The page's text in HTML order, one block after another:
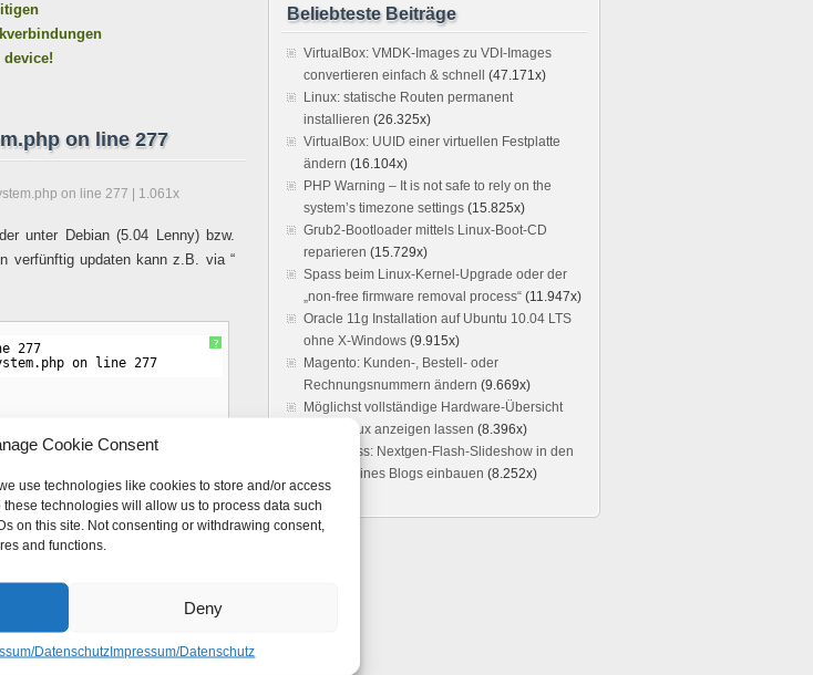
Cookie Consent
use technologies like cookies to store and/or access
technologies will allow us to process data such
on this site. Not consenting or withdrawing consent,
and functions.
Deny
DatenschutzImpressum/Datenschutz
device!
on line 277
on line 277 | 1.061x
unter Debian (5.04 Lenny) bzw.
verfünftig updaten kann z.B. via “
?
277
on line 277
timezone settings
Beliebteste Beiträge
VirtualBox: VMDK-Images zu VDI-Images
convertieren einfach & schnell
(47.171x)
Linux: statische Routen permanent
installieren (26.325x)
VirtualBox: UUID einer virtuellen Festplatte
ändern (16.104x)
PHP Warning – It is not safe to rely on the
system’s timezone settings (15.825x)
Grub2-Bootloader mittels Linux-Boot-CD
reparieren (15.729x)
Spass beim Linux-Kernel-Upgrade oder der
„non-free firmware removal process“ (11.947x)
Oracle 11g Installation auf Ubuntu 10.04 LTS
ohne X-Windows (9.915x)
Magento: Kunden-, Bestell- oder
Rechnungsnummern ändern (9.669x)
Möglichst vollständige Hardware-Übersicht
unter Linux anzeigen lassen (8.396x)
WordPress: Nextgen-Flash-Slideshow in den
Header eines Blogs einbauen (8.252x)